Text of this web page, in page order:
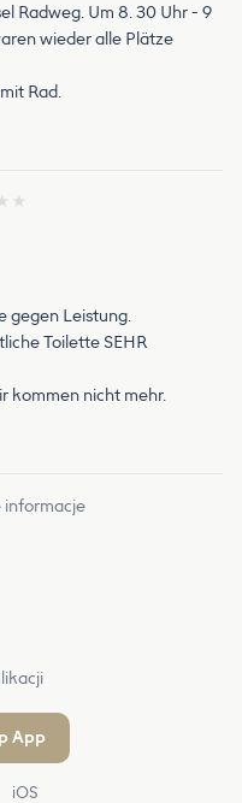
Radweg. Um 8. 30 Uhr - 9
wieder alle Plätze
Rad.
★
gegen Leistung.
Toilette SEHR
kommen nicht mehr.
informacje
App
iOS